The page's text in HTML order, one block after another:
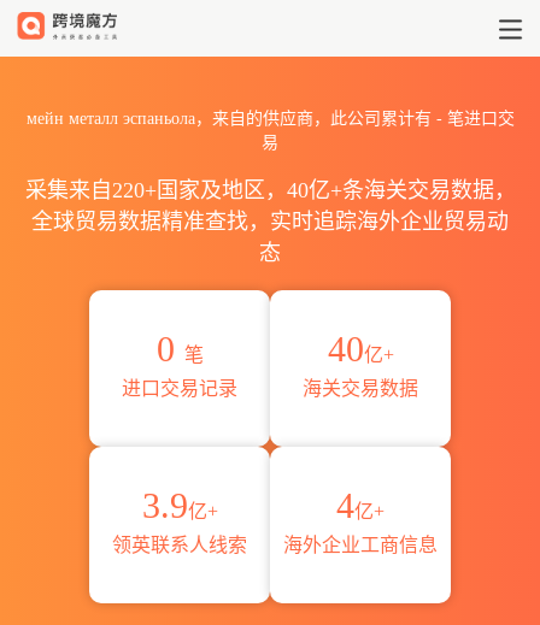
мейн металл эспаньола，来自的供应商，此公司累计有 -笔进口交
易
采集来自220+国家及地区，40亿+条海关交易数据，
全球贸易数据精准查找，实时追踪海外企业贸易动
态
0 笔
进口交易记录
40亿+
海关交易数据
3.9亿+
领英联系人线索
4亿+
海外企业工商信息